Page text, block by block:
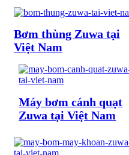
Bơm thùng Zuwa tại
Việt Nam
Máy bơm cánh quạt
Zuwa tại Việt Nam